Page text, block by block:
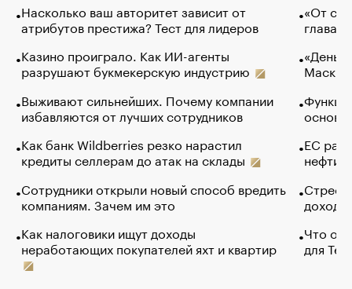
Насколько ваш авторитет зависит от
атрибутов престижа? Тест для лидеров
Казино проиграло. Как ИИ-агенты
разрушают букмекерскую индустрию
Выживают сильнейших. Почему компании
избавляются от лучших сотрудников
Как банк Wildberries резко нарастил
кредиты селлерам до атак на склады
Сотрудники открыли новый способ вредить
компаниям. Зачем им это
Как налоговики ищут доходы
неработающих покупателей яхт и квартир
«От
глава
Маск в
основ
ЕС
нефти
Что
для